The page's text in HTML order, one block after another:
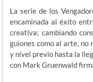
La serie de los
encaminada al éxito
creativa; cambiando
guiones como al arte,
y nivel previo hasta la
con Mark Gruenwald